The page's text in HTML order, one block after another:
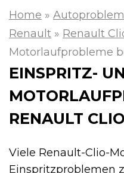
Home »
Renault » Renault
Motorlaufprobleme
EINSPRITZ-
RENAULT CLIO
Viele Renault-Clio-
Einspritzproblemen